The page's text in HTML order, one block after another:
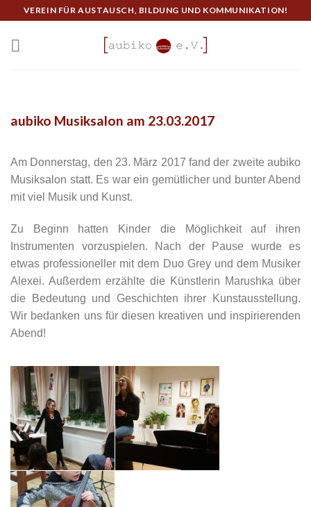
content
VEREIN FÜR AUSTAUSCH, BILDUNG UND KOMMUNIKATION!
aubiko Musiksalon am 23.03.2017
Am Donnerstag, den 23. März 2017 fand der zweite aubiko
Musiksalon statt. Es war ein gemütlicher und bunter Abend
mit viel Musik und Kunst.
Zu Beginn hatten Kinder die Möglichkeit auf ihren
Instrumenten vorzuspielen. Nach der Pause wurde es
etwas professioneller mit dem Duo Grey und dem Musiker
Alexei. Außerdem erzählte die Künstlerin Marushka über
die Bedeutung und Geschichten ihrer Kunstausstellung.
Wir bedanken uns für diesen kreativen und inspirierenden
Abend!